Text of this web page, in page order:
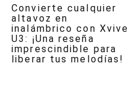
Convierte cualquier
altavoz en
inalámbrico con Xvive
U3: ¡Una reseña
imprescindible para
liberar tus melodías!